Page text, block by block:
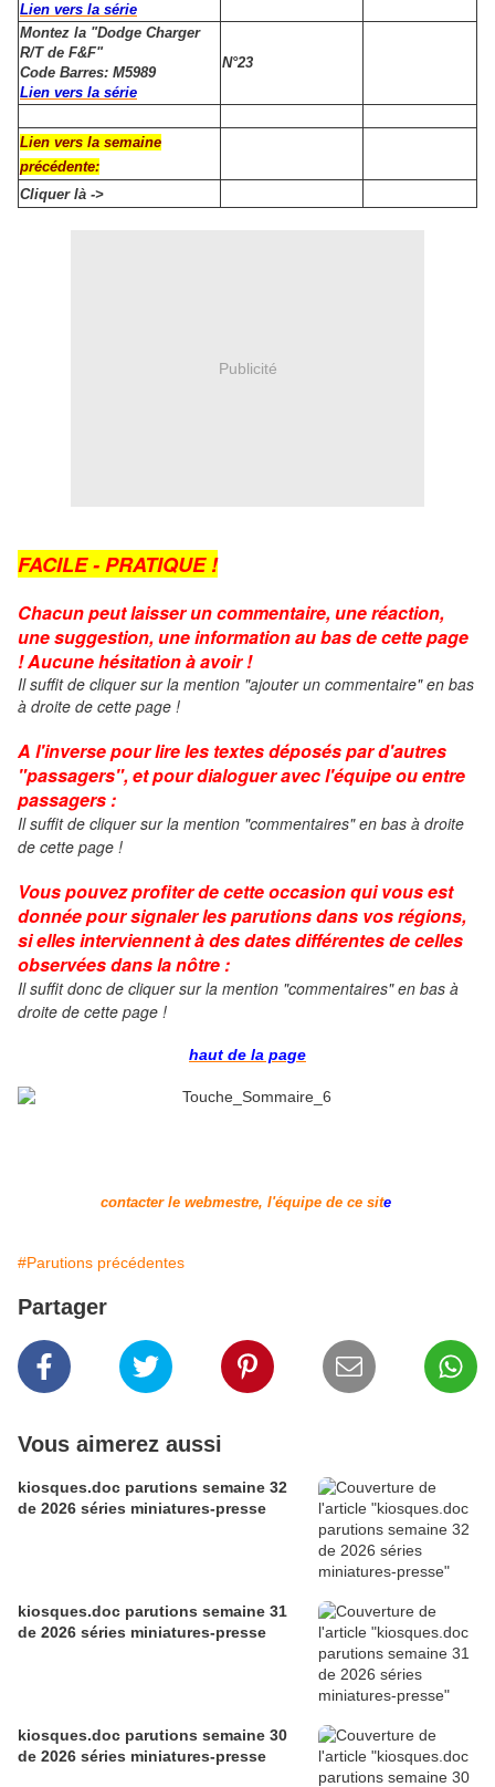
Lien vers la série
Montez la "Dodge Charger
R/T de F&F"
Code Barres: M5989
Lien vers la série
N°23
Lien vers la semaine
précédente:
Cliquer là ->
Publicité
FACILE - PRATIQUE !
Chacun peut laisser un commentaire, une réaction,
une suggestion, une information au bas de cette page
! Aucune hésitation à avoir !
Il suffit de cliquer sur la mention "ajouter un commentaire" en bas
à droite de cette page !
A l'inverse pour lire les textes déposés par d'autres
"passagers", et pour dialoguer avec l'équipe ou entre
passagers :
Il suffit de cliquer sur la mention "commentaires" en bas à droite
de cette page !
Vous pouvez profiter de cette occasion qui vous est
donnée pour signaler les parutions dans vos régions,
si elles interviennent à des dates différentes de celles
observées dans la nôtre :
Il suffit donc de cliquer sur la mention "commentaires" en bas à
droite de cette page !
haut de la page
contacter le webmestre, l'équipe de ce site
#Parutions précédentes
Partager
Vous aimerez aussi
kiosques.doc parutions semaine 32
de 2026 séries miniatures-presse
kiosques.doc parutions semaine 31
de 2026 séries miniatures-presse
kiosques.doc parutions semaine 30
de 2026 séries miniatures-presse